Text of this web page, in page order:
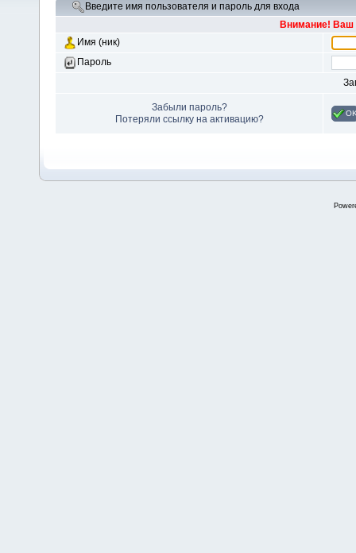
Введите имя пользователя и пароль для входа
Внимание! Ваш
Имя (ник)
Пароль
Забыли пароль?
Потеряли ссылку на активацию?